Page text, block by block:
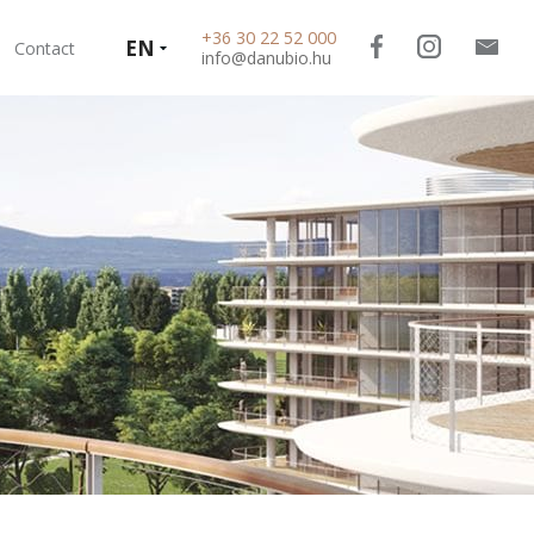
Contact EN
+36 30 22 52 000
info@danubio.hu